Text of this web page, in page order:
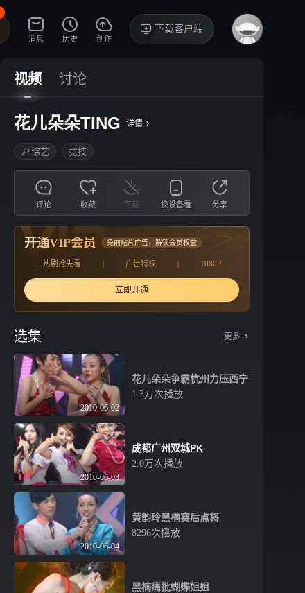
消息 历史 创作
下载客户端
视频 讨论
花儿朵朵TING 详情 ›
综艺 竞技
评论 收藏 下载 换设备看 分享
开通VIP会员 免前贴片广告，解锁会员权益
热剧抢先看 | 广告特权 | 1080P
立即开通
选集 更多
2010-06-02
花儿朵朵争霸杭州力压西宁
1.3万次播放
2010-06-03
成都广州双城PK
2.0万次播放
2010-06-04
黄韵玲黑楠赛后点将
8296次播放
黑楠痛批蝴蝶姐姐